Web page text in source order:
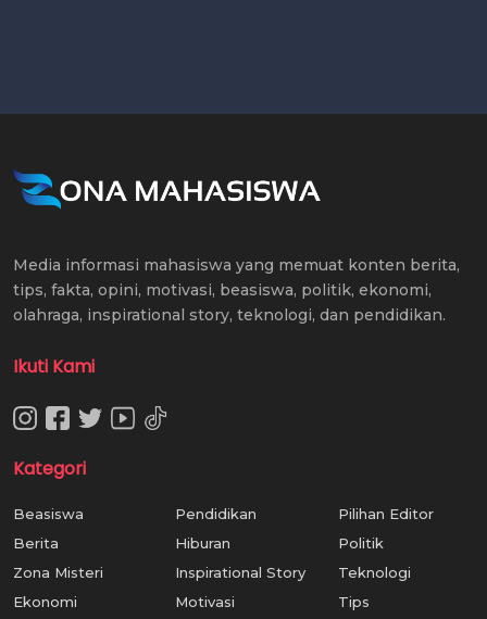
Media informasi mahasiswa yang memuat konten berita,
tips, fakta, opini, motivasi, beasiswa, politik, ekonomi,
olahraga, inspirational story, teknologi, dan pendidikan.
Ikuti Kami
Kategori
Beasiswa
Berita
Zona Misteri
Ekonomi
Pendidikan
Hiburan
Inspirational Story
Motivasi
Pilihan Editor
Politik
Teknologi
Tips